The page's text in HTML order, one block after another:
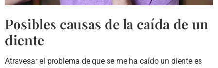
Posibles causas de la caída de un
diente
Atravesar el problema de que se me ha caído un diente es